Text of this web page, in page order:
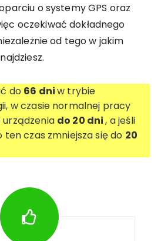
o systemy GPS oraz
oczekiwać dokładnego
od tego w jakim
do 66 dniw trybie
w czasie normalnej pracy
urządzenia do 20 dni, a jeśli
ten czas zmniejsza się do 20